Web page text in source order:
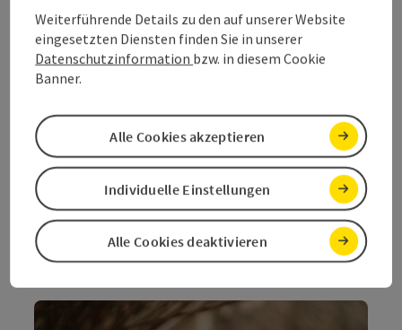
Stimmungskiller Stress
Für die nahende Weihnachtszeit wünscht er den
Menschen, dass sie es schaffen, Zeit mit ihren
Ursehnsucht des Menschen zu sein, in einer
Gemeinschaft zusammenzukommen, „weil uns die
dafür zur Verfügung stehende Zeit aufgrund
verschiedenster Umstände, die man während des
Jahres zu bewältigen hat, leider abhandengekommen
ist.“ Jahr für Jahr bietet die Advent- und
Weihnachtszeit die Möglichkeit, dieser Sehnsucht
nachzukommen. Vielleicht ist in unserer
schnelllebigen Gesellschaft das schönste Geschenk ja
Weiterführende Details zu den auf unserer Website
eingesetzten Diensten finden Sie in unserer
Datenschutzinformation bzw. in diesem Cookie
Banner.
Alle Cookies deaktivieren
Individuelle Einstellungen
Alle Cookies akzeptieren